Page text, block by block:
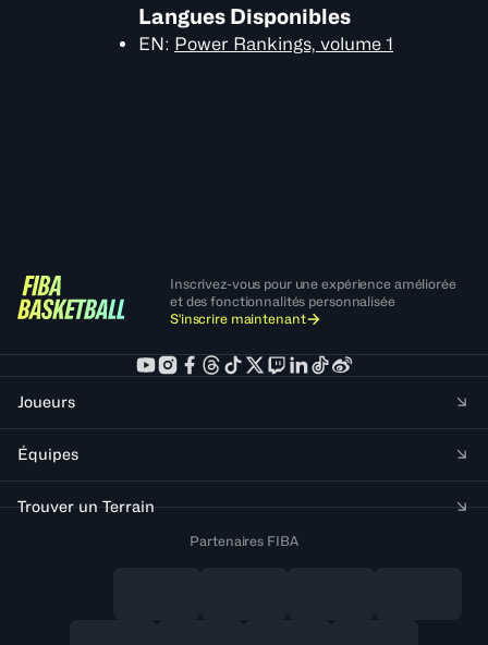
Langues Disponibles
EN: Power Rankings, volume 1
Inscrivez-vous pour une expérience améliorée
et des fonctionnalités personnalisée
S'inscrire maintenant
Joueurs
Équipes
Trouver un Terrain
Partenaires FIBA